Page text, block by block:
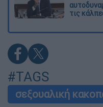
τις
#TAGS
σεξουαλική